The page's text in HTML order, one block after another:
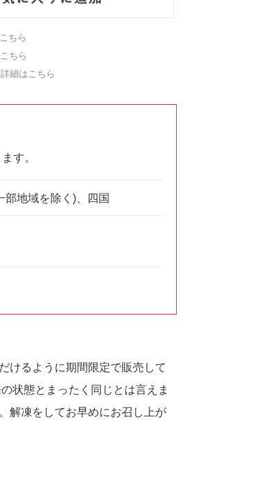
ちら
ちら
細はこちら
す。
地域を除く)、四国
けるように期間限定で販売して
状態とまったく同じとは言えま
解凍をしてお早めにお召し上が